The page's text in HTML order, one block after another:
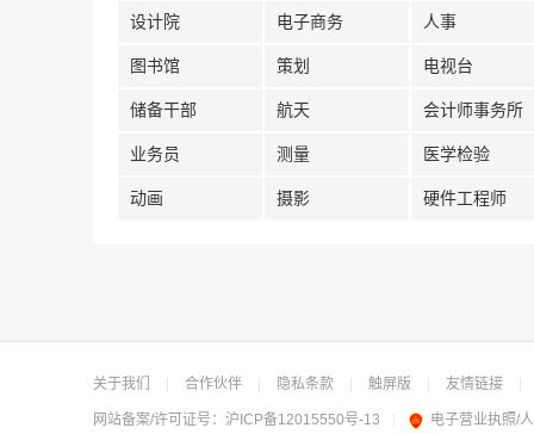
设计院 电子商务 人事
图书馆 策划 电视台
储备干部 航天 会计师事务所
业务员 测量 医学检验
动画 摄影 硬件工程师
关于我们 合作伙伴 隐私条款 触屏版 友情链接
网站备案/许可证号： 沪ICP备12015550号-13 电子营业执照/